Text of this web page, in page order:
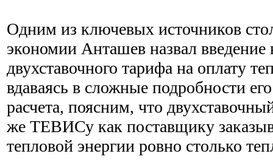
Одним из ключевых источников
экономии Анташев назвал введение
двухставочного тарифа на оплату
вдаваясь в сложные подробности
расчета, поясним, что
же ТЕВИСу как поставщику
тепловой энергии ровно столько